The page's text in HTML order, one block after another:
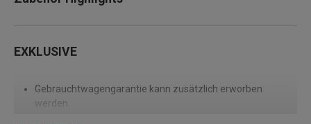
EXKLUSIVE
Gebrauchtwagengarantie kann zusätzlich erworben
werden